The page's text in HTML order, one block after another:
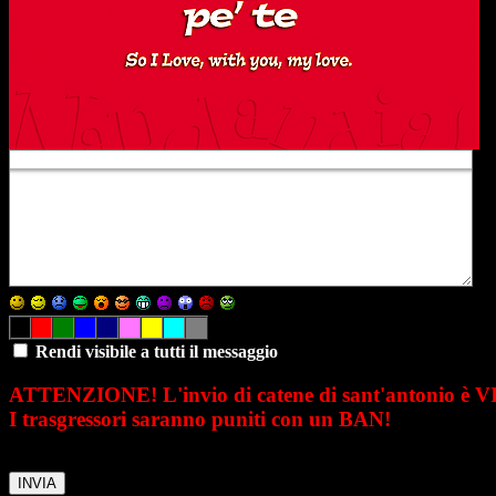
Rendi visibile a tutti il messaggio
ATTENZIONE! L'invio di catene di sant'antonio è
I trasgressori saranno puniti con un BAN!